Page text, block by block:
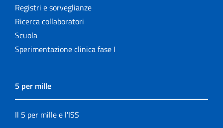
Registri e sorveglianze
Ricerca collaboratori
Scuola
Sperimentazione clinica fase I
5 per mille
Il 5 per mille e l'ISS